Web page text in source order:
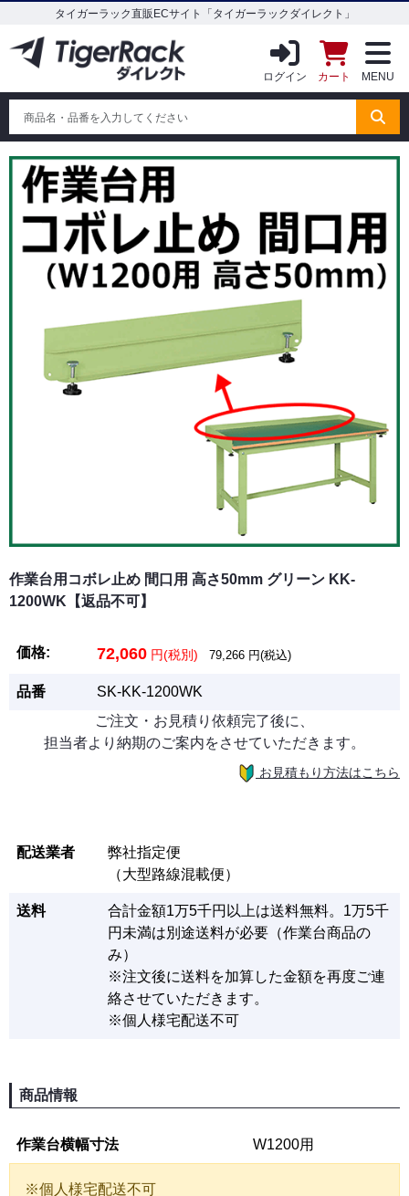
タイガーラック直販ECサイト「タイガーラックダイレクト」
ログイン カート MENU
作業台用コボレ止め 間口用 高さ50mm グリーン KK-
1200WK【返品不可】
価格: 72,060 円(税別) 79,266 円(税込)
品番
SK-KK-1200WK
ご注文・お見積り依頼完了後に、
担当者より納期のご案内をさせていただきます。
お見積もり方法はこちら
配送業者
弊社指定便
（大型路線混載便）
送料
合計金額1万5千円以上は送料無料。1万5千
円未満は別途送料が必要（作業台商品の
み）
※注文後に送料を加算した金額を再度ご連
絡させていただきます。
※個人様宅配送不可
商品情報
作業台横幅寸法 W1200用
※個人様宅配送不可